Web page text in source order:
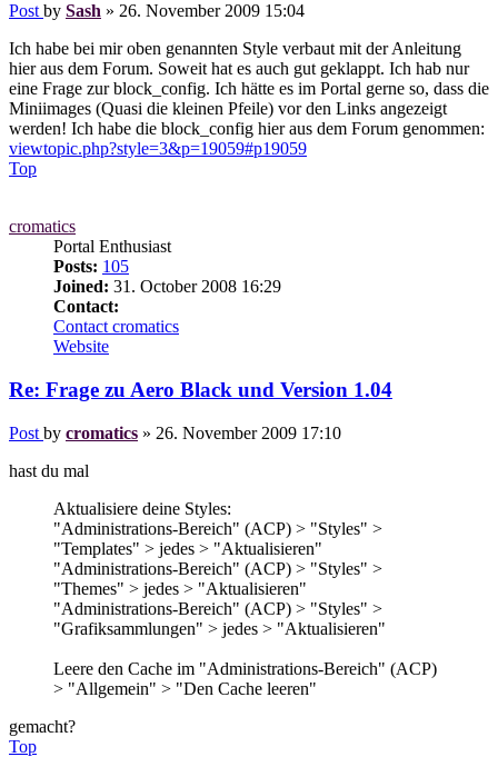
Post by Sash » 26. November 2009 15:04
Ich habe bei mir oben genannten Style verbaut mit der Anleitung
hier aus dem Forum. Soweit hat es auch gut geklappt. Ich hab nur
eine Frage zur block_config. Ich hätte es im Portal gerne so, dass die
Miniimages (Quasi die kleinen Pfeile) vor den Links angezeigt
werden! Ich habe die block_config hier aus dem Forum genommen:
viewtopic.php?style=3&p=19059#p19059
Top
cromatics
Portal Enthusiast
Posts: 105
Joined: 31. October 2008 16:29
Contact:
Contact cromatics
Website
Re: Frage zu Aero Black und Version 1.04
Post by cromatics » 26. November 2009 17:10
hast du mal
Aktualisiere deine Styles:
"Administrations-Bereich" (ACP) > "Styles" >
"Templates" > jedes > "Aktualisieren"
"Administrations-Bereich" (ACP) > "Styles" >
"Themes" > jedes > "Aktualisieren"
"Administrations-Bereich" (ACP) > "Styles" >
"Grafiksammlungen" > jedes > "Aktualisieren"
Leere den Cache im "Administrations-Bereich" (ACP)
> "Allgemein" > "Den Cache leeren"
gemacht?
Top